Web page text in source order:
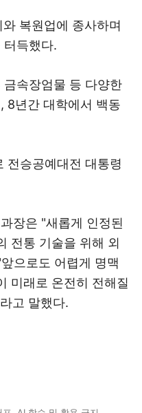
복원업에 종사하며
터득했다.
속장엄물 등 다양한
8년간 대학에서 백동
전승공예대전 대통령
장은 "새롭게 인정된
전통 기술을 위해 외
으로도 어렵게 명맥
미래로 온전히 전해질
고 말했다.